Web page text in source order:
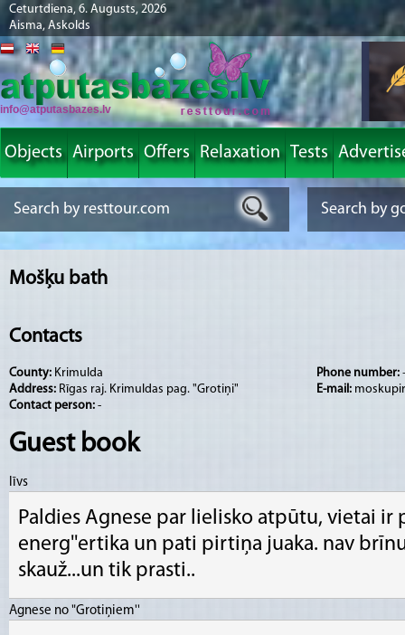
Ceturtdiena, 6. Augusts, 2026
Aisma, Askolds
info@atputasbazes.lv
Objects Airports Offers Relaxation Tests
Mošķu bath
Contacts
County: Krimulda
Address: Rīgas raj. Krimuldas pag. "Grotiņi"
Contact person: -
Phone number:
E-mail:
Guest book
līvs
Paldies Agnese par lielisko atpūtu, vietai ir
energ''ertika un pati pirtiņa juaka. nav
skauž...un tik prasti..
Agnese no "Grotiņiem''